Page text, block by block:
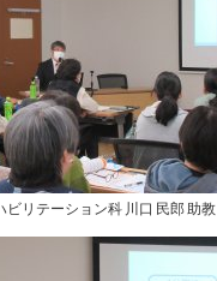
ビリテーション科 川口 民郎 助教